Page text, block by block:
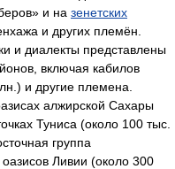
и на зенетских
и других племён.
и диалекты представлены
включая кабилов
и другие племена.
алжирской Сахары
Туниса (около 100 тыс.
группа
Ливии (около 300